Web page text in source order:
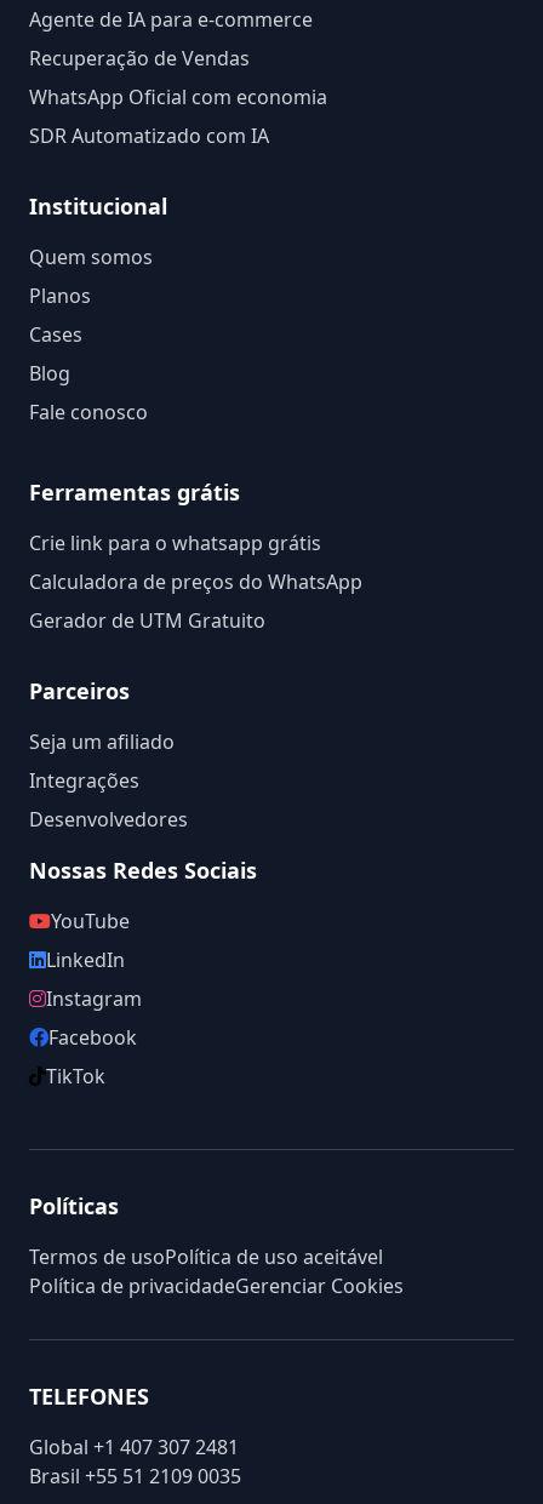
Agente de IA para e-commerce
Recuperação de Vendas
WhatsApp Oficial com economia
SDR Automatizado com IA
Institucional
Quem somos
Planos
Cases
Blog
Fale conosco
Ferramentas grátis
Crie link para o whatsapp grátis
Calculadora de preços do WhatsApp
Gerador de UTM Gratuito
Parceiros
Seja um afiliado
Integrações
Desenvolvedores
Nossas Redes Sociais
YouTube
LinkedIn
Instagram
Facebook
TikTok
Políticas
Termos de usoPolítica de uso aceitável
Política de privacidadeGerenciar Cookies
TELEFONES
Global +1 407 307 2481
Brasil +55 51 2109 0035